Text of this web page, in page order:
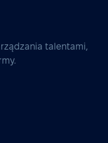
talentami,